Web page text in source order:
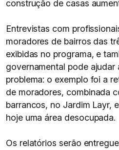
construção de casas
Entrevistas com
moradores de bairros das
exibidas no programa, e
governamental pode ajudar
problema: o exemplo foi a
de moradores, combinada
barrancos, no Jardim Layr,
hoje uma área desocupada.
Os relatórios serão